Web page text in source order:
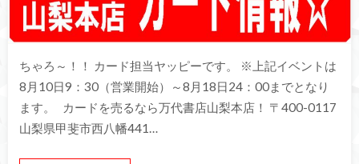
ちゃろ～！！ カード担当ヤッピーです。 ※上記イベントは
8月10日9：30（営業開始）～8月18日24：00までとなり
ます。 カードを売るなら万代書店山梨本店！ 〒400-0117
山梨県甲斐市西八幡441…